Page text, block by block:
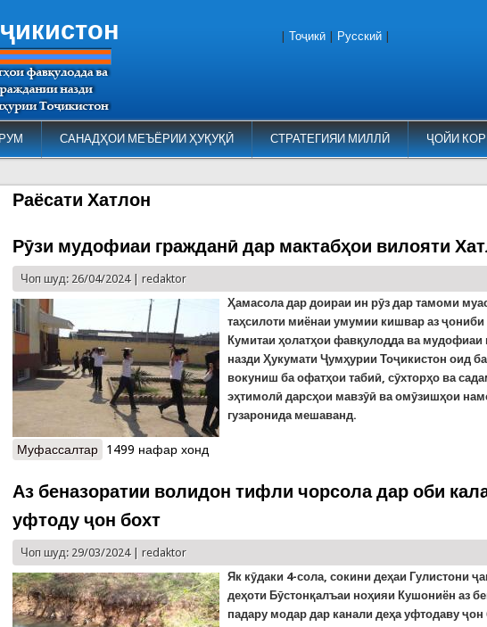
САНАДҲОИ МЕЪЁРИИ ҲУҚУҚӢ СТРАТЕГИЯИ МИЛЛӢ ҶОЙИ
Тоҷикӣ Русский
Раёсати Хатлон
Рӯзи мудофиаи гражданӣ дар мактабҳои вилояти
Чоп шуд: 26/04/2024 |redaktor
Ҳамасола дар доираи ин рӯз дар тамоми
таҳсилоти миёнаи умумии кишвар аз
Кумитаи ҳолатҳои фавқулодда ва мудофиаи
назди Ҳукумати Ҷумҳурии Тоҷикистон оид
вокуниш ба офатҳои табиӣ, сӯхторҳо ва
эҳтимолӣ дарсҳои мавзӯӣ ва омӯзишҳои
гузаронида мешаванд.
Муфассалтар о Рӯзи мудофиаи гражданӣ дар мактабҳои вилояти Хатлон
1499 нафар хонд
Аз беназоратии волидон тифли чорсола дар оби
уфтоду ҷон бохт
Чоп шуд: 29/03/2024 |redaktor
Як кӯдаки 4-сола, сокини деҳаи Гулистони
деҳоти Бӯстонқалъаи ноҳияи Кушониён аз
падару модар дар канали деҳа уфтодаву ҷон